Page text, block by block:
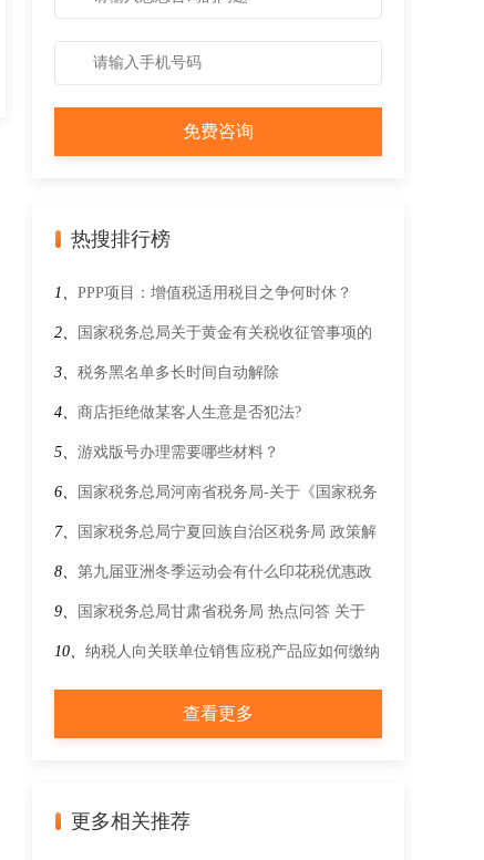
热搜排行榜
1、 PPP项目：增值税适用税目之争何时休？
2、 国家税务总局关于黄金有关税收征管事项的
公告
3、 税务黑名单多长时间自动解除
4、 商店拒绝做某客人生意是否犯法?
5、 游戏版号办理需要哪些材料？
6、 国家税务总局河南省税务局-关于《国家税务
总局关于啤酒计征消费税有关问题的公告》的解
读
7、 国家税务总局宁夏回族自治区税务局 政策解
读 物流企业大宗商品仓储设施用地城镇土地使
用税政策即问即答
8、 第九届亚洲冬季运动会有什么印花税优惠政
策？
9、 国家税务总局甘肃省税务局 热点问答 关于
《国家税务总局关于推广应用全面数字化电子发
票的公告》的解答
10、 纳税人向关联单位销售应税产品应如何缴纳
资源税？
查看更多
更多相关推荐